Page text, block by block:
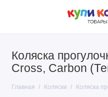
Коляска
Cross, Carbon
Главная Коляски Коляска